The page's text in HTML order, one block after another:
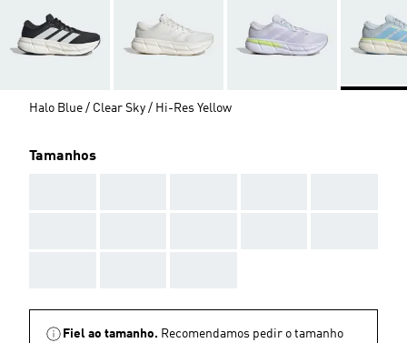
Halo Blue / Clear Sky / Hi-Res Yellow
Tamanhos
Fiel ao tamanho. Recomendamos pedir o tamanho